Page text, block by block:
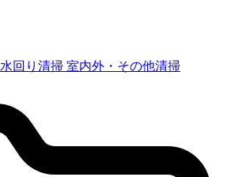
水回り清掃 室内外・その他清掃